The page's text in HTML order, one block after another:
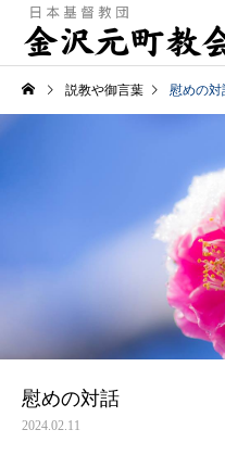
説教や御言葉 慰めの対
慰めの対話
2024.02.11